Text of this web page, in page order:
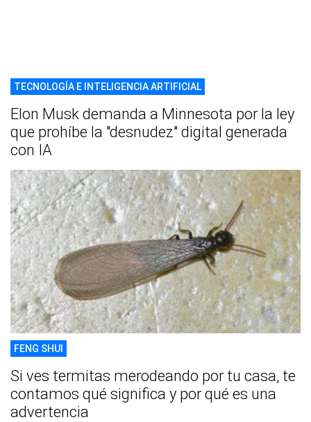
TECNOLOGÍA E INTELIGENCIA ARTIFICIAL
Elon Musk demanda a Minnesota por la ley
que prohíbe la "desnudez" digital generada
con IA
FENG SHUI
Si ves termitas merodeando por tu casa, te
contamos qué significa y por qué es una
advertencia